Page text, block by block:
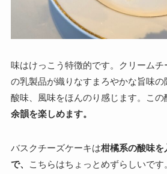
味はけっこう特徴的です。クリーム
の乳製品が織りなすまろやかな旨味
酸味、風味をほんのり感じます。この
余韻を楽しめます。
バスクチーズケーキは柑橘系の酸味を
で、
こちらはちょっとめずらしいで